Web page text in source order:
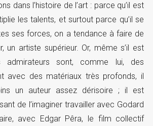
dans l’histoire de l’art : parce qu’il est
les talents, et surtout parce qu’il se
ses forces, on a tendance à faire de
un artiste supérieur. Or, même s’il est
admirateurs sont, comme lui, des
avec des matériaux très profonds, il
un auteur assez dérisoire ; il est
de l’imaginer travailler avec Godard
avec Edgar Pêra, le film collectif